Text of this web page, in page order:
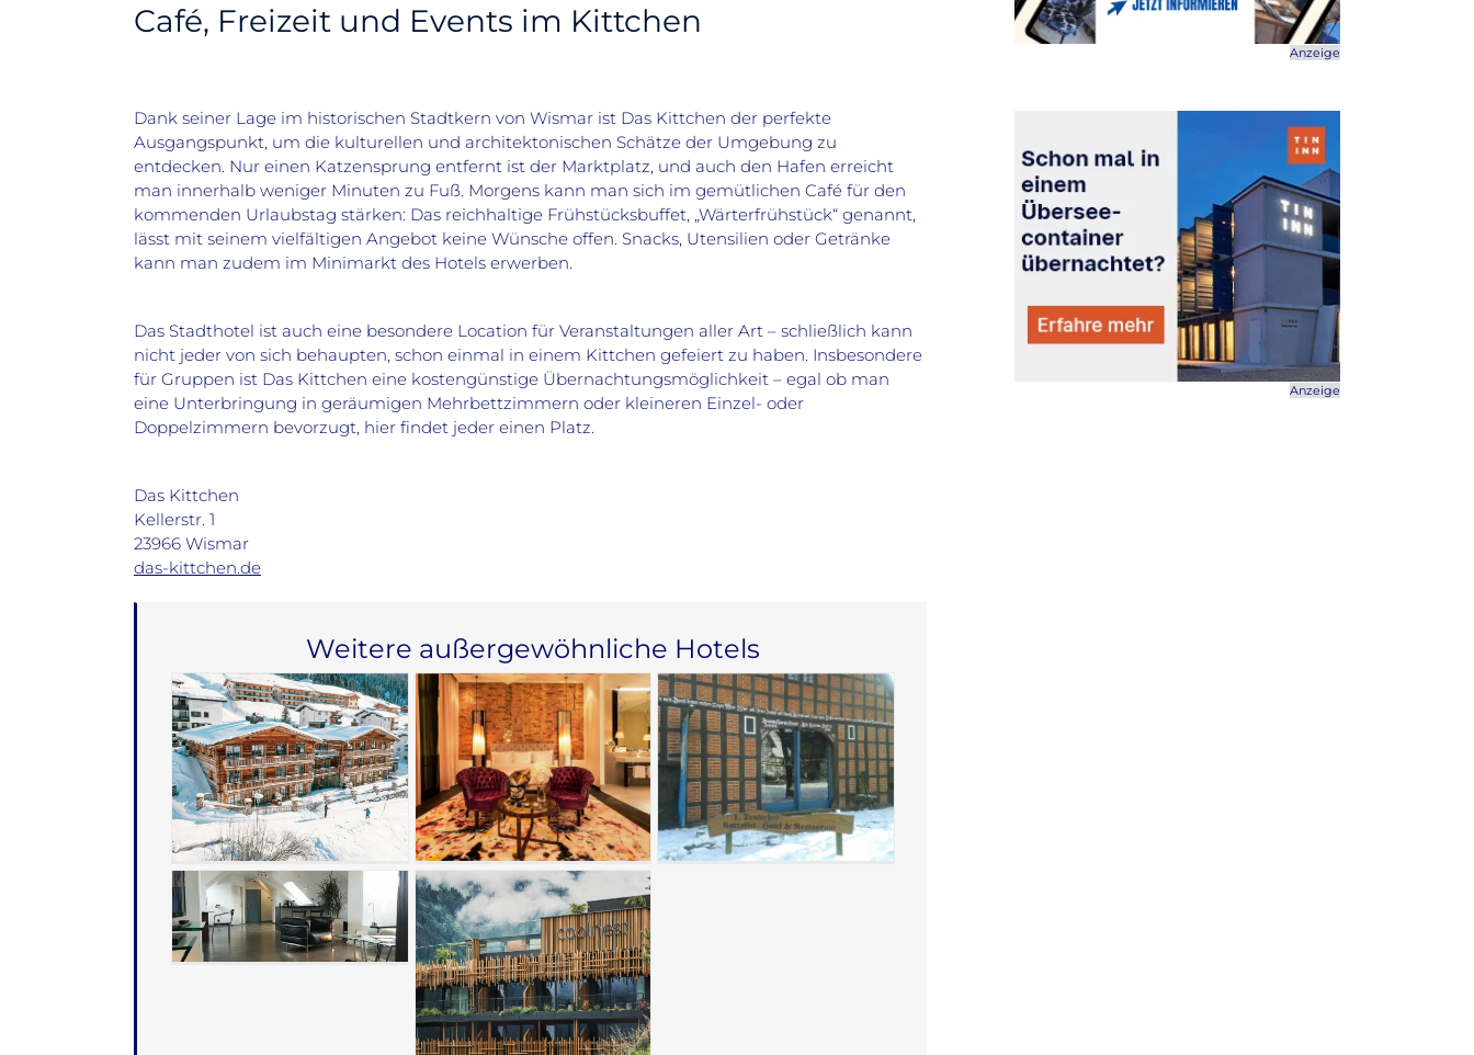
Café, Freizeit und Events im Kittchen
Dank seiner Lage im historischen Stadtkern von Wismar ist Das Kittchen der perfekte
Ausgangspunkt, um die kulturellen und architektonischen Schätze der Umgebung zu
entdecken. Nur einen Katzensprung entfernt ist der Marktplatz, und auch den Hafen erreicht
man innerhalb weniger Minuten zu Fuß. Morgens kann man sich im gemütlichen Café für den
kommenden Urlaubstag stärken: Das reichhaltige Frühstücksbuffet, „Wärterfrühstück“ genannt,
lässt mit seinem vielfältigen Angebot keine Wünsche offen. Snacks, Utensilien oder Getränke
kann man zudem im Minimarkt des Hotels erwerben.
Das Stadthotel ist auch eine besondere Location für Veranstaltungen aller Art – schließlich kann
nicht jeder von sich behaupten, schon einmal in einem Kittchen gefeiert zu haben. Insbesondere
für Gruppen ist Das Kittchen eine kostengünstige Übernachtungsmöglichkeit – egal ob man
eine Unterbringung in geräumigen Mehrbettzimmern oder kleineren Einzel- oder
Doppelzimmern bevorzugt, hier findet jeder einen Platz.
Das Kittchen
Kellerstr. 1
23966 Wismar
das-kittchen.de
Weitere außergewöhnliche Hotels
Anzeige
Anzeige